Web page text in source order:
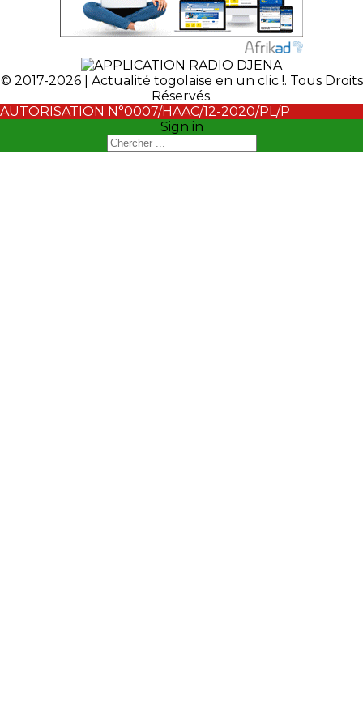
© 2017-2026 | Actualité togolaise en un clic !. Tous Droits
Réservés.
AUTORISATION N°0007/HAAC/12-2020/PL/P
Sign in